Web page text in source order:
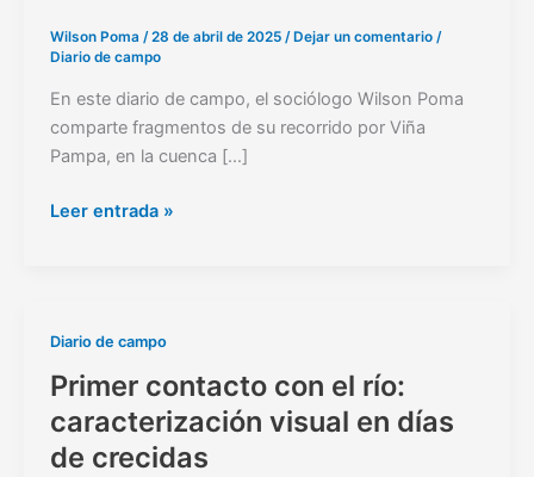
Wilson Poma /28 de abril de 2025 / Dejar un comentario /
Diario de campo
En este diario de campo, el sociólogo Wilson Poma
comparte fragmentos de su recorrido por Viña
Pampa, en la cuenca […]
alta
Pilcomayo
Leer entrada »
Diario de campo
Primer contacto con el río:
caracterización visual en días
de crecidas
Primer
con
el
río: